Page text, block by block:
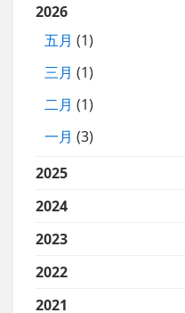
2026
五月 (1)
三月 (1)
二月 (1)
一月 (3)
2025
2024
2023
2022
2021